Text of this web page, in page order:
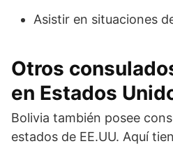
Asistir en situaciones
Otros
en Estados
Bolivia también posee
estados de EE.UU. Aquí